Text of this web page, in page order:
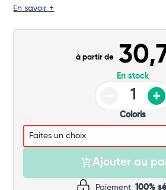
Total
En savoir +
à partir de
En stock
Coloris
Ajouter au
Paiement 100%